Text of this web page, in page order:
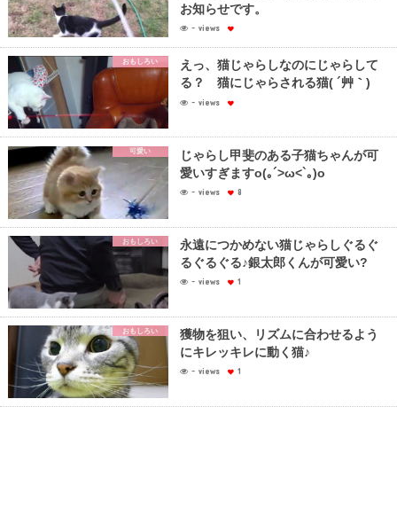
お知らせです。
- views
おもしろい
えっ、猫じゃらしなのにじゃらして
る？ 猫にじゃらされる猫( ´艸｀)
- views
可愛い
じゃらし甲斐のある子猫ちゃんが可
愛いすぎますo(｡´>ω<`｡)o
- views 8
おもしろい
永遠につかめない猫じゃらしぐるぐ
るぐるぐる♪銀太郎くんが可愛い?
- views 1
おもしろい
獲物を狙い、リズムに合わせるよう
にキレッキレに動く猫♪
- views 1